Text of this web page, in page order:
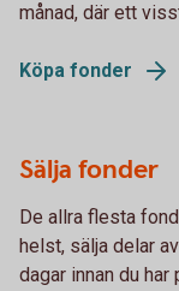
månad, där ett
Köpa fonder
Sälja fonder
De allra flesta
helst, sälja delar
dagar innan du